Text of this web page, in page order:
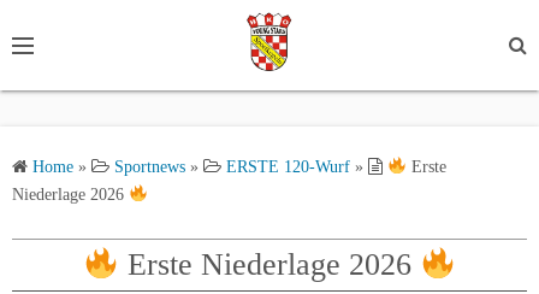
Home » Sportnews » ERSTE 120-Wurf »
Erste
Niederlage 2026
Erste Niederlage 2026